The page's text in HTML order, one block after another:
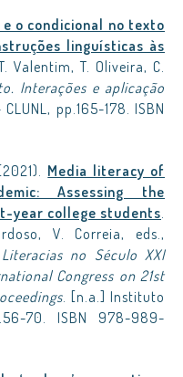
o condicional no texto
linguísticas às
Valentim, T. Oliveira, C.
Interações e aplicação
pp.165-178. ISBN
Media literacy of
Assessing the
year college students.
V. Correia, eds.,
no Século XXI
Congress on 21st
. [n.a.] Instituto
70. ISBN 978-989-